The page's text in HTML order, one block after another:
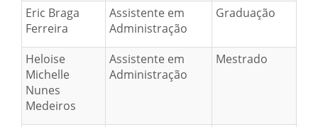
Eric Braga
Ferreira
Assistente em
Administração
Graduação
Heloise
Michelle
Nunes
Medeiros
Assistente em
Administração
Mestrado